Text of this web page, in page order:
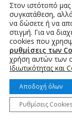
ELYSEE
0,20€ –
© 2022
Στον ιστότοπό
συγκατάθεση,
να δώσετε ή να
στιγμή. Για να
cookies που
ρυθμίσεις των
χρήση αυτών των
Ιδιωτικότητας και
Αποδοχή όλων
Ρυθμίσεις Cookies